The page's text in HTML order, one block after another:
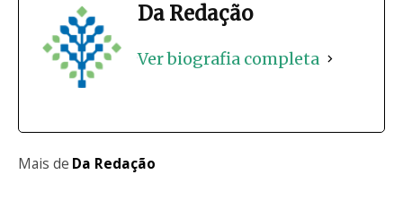
Da Redação
Ver biografia completa
Mais de Da Redação